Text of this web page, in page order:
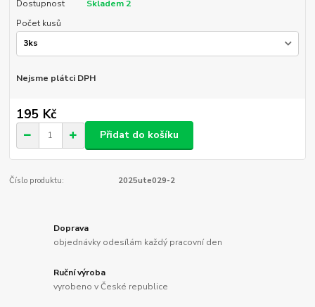
Dostupnost
Skladem 2
Počet kusů
Nejsme plátci DPH
195 Kč
Přidat do košíku
Číslo produktu: 2025ute029-2
Doprava
objednávky odesílám každý pracovní den
Ruční výroba
vyrobeno v České republice